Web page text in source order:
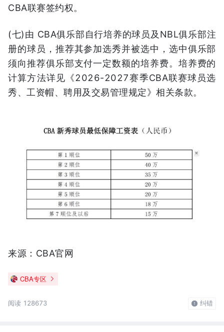
CBA联赛签约权。
(七)由 CBA俱乐部自行培养的球员及NBL俱乐部注
册的球员，推荐其参加选秀并被选中，选中俱乐部
须向推荐俱乐部支付一定数额的培养费。培养费的
计算方法详见《2026-2027赛季CBA联赛球员选
秀、工资帽、聘用及交易管理规定》相关条款。
来源：CBA官网
CBA专区
阅读 128673 纠错